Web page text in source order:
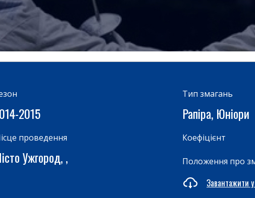
2015
проведення
Ужгород, ,
Тип змагань
Рапіра, Юніори
Коефіцієнт
Положення про
Завантажити